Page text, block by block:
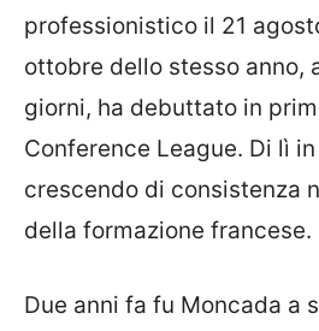
professionistico il 21
ottobre dello stesso anno,
giorni, ha debuttato in
Conference League. Di lì
crescendo di consistenza
della formazione francese.
Due anni fa fu Moncada a